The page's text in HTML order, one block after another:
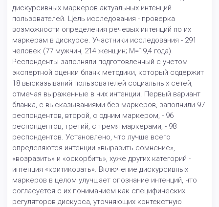
дискурсивных маркеров актуальных интенций
пользователей. Цель исследования - проверка
возможности определения речевых интенций по их
маркерам в дискурсе. Участники исследования - 291
человек (77 мужчин, 214 женщин; M=19,4 года).
Респонденты заполняли подготовленный с учетом
экспертной оценки бланк методики, который содержит
18 высказываний пользователей социальных сетей,
отмечая выраженные в них интенции. Первый вариант
бланка, с высказываниями без маркеров, заполнили 97
респондентов, второй, с одним маркером, - 96
респондентов, третий, с тремя маркерами, - 98
респондентов. Установлено, что лучше всего
определяются интенции «выразить сомнение»,
«возразить» и «оскорбить», хуже других категорий -
интенция «критиковать». Включение дискурсивных
маркеров в целом улучшает опознание интенций, что
согласуется с их пониманием как специфических
регуляторов дискурса, уточняющих контекстную